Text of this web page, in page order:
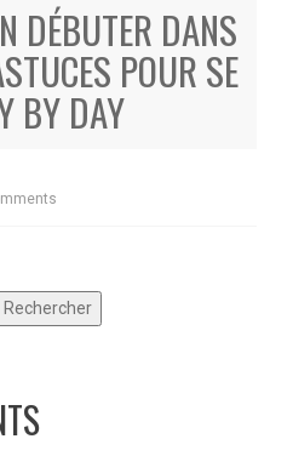
DÉBUTER DANS
POUR SE
BY DAY
Rechercher